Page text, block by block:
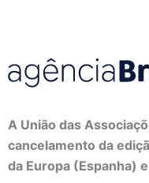
A União das
cancelamento da
da Europa (Espanha)